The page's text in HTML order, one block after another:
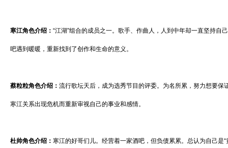
寒江角色介绍： “江湖”组合的成员之一。歌手、作曲人，人到中年却一直坚持
吧遇到暖暖，重新找到了创作和生命的意义。
蔡粒粒角色介绍： 流行歌坛天后，成为选秀节目的评委。为名所累，努力想要
寒江关系出现危机而重新审视自己的事业和感情。
杜帅角色介绍： 寒江的好哥们儿。经营着一家酒吧，但负债累累。总认为自己